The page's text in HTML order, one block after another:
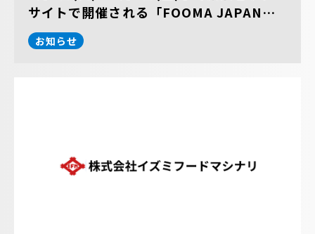
サイトで開催される「FOOMA JAPAN
2026 国際食品工業展」に出展します。
お知らせ